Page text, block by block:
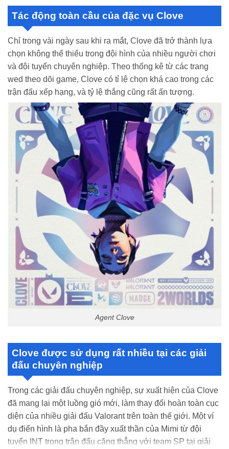
Tác động toàn cầu của đặc vụ Clove
Chỉ trong vài ngày sau khi ra mắt, Clove đã trở thành lựa
chọn không thể thiếu trong đội hình của nhiều người chơi
và đội tuyển chuyên nghiệp. Theo thống kê từ các trang
wed theo dõi game, Clove có tỉ lệ chọn khá cao trong các
trận đấu xếp hạng, và tỷ lệ thắng cũng rất ấn tượng.
Agent Clove
Clove được sử dụng rất nhiều tại các giải
đấu chuyên nghiệp
Trong các giải đấu chuyên nghiệp, sự xuất hiện của Clove
đã mang lại một luồng gió mới, làm thay đổi hoàn toàn cục
diện của nhiều giải đấu Valorant trên toàn thế giới. Một ví
dụ điển hình là pha bắn đầy xuất thần của Mimi từ đội
tuyển INT trong trận đấu căng thẳng với team SP tại giải